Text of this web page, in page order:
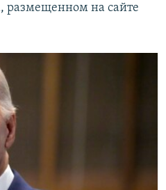
размещенном на сайте